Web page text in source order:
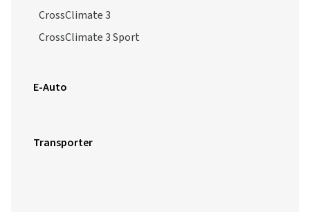
CrossClimate 3
CrossClimate 3 Sport
E-Auto
Transporter